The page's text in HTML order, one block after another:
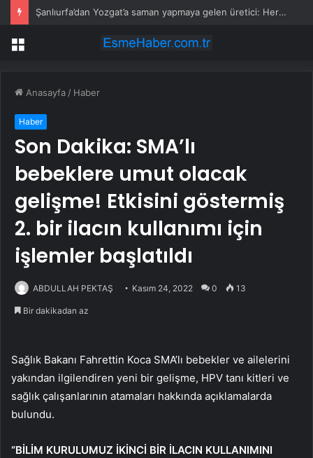
Şanlıurfa’dan Yozgat’a saman yapmaya gelen üretici: Her şey iki katına çıktı, samanın fiyatı düştü
Menü
Anasayfa / Haber
Haber
Son Dakika: SMA’lı
bebeklere umut olacak
gelişme! Etkisini göstermiş
2. bir ilacın kullanımı için
işlemler başlatıldı
ABDULLAH PEKTAŞ Kasım 24, 2022 0 13
Bir dakikadan az
Sağlık Bakanı Fahrettin Koca SMA’lı bebekler ve ailelerini
yakından ilgilendiren yeni bir gelişme, HPV tanı kitleri ve
sağlık çalışanlarının atamaları hakkında açıklamalarda
bulundu.
“BİLİM KURULUMUZ İKİNCİ BİR İLACIN KULLANIMINI